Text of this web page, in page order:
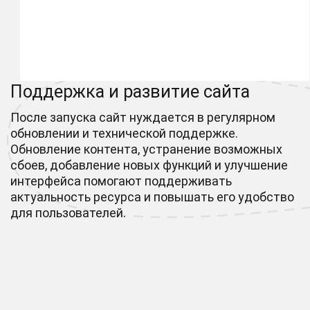
Поддержка и развитие сайта
После запуска сайт нуждается в регулярном
обновлении и технической поддержке.
Обновление контента, устранение возможных
сбоев, добавление новых функций и улучшение
интерфейса помогают поддерживать
актуальность ресурса и повышать его удобство
для пользователей.